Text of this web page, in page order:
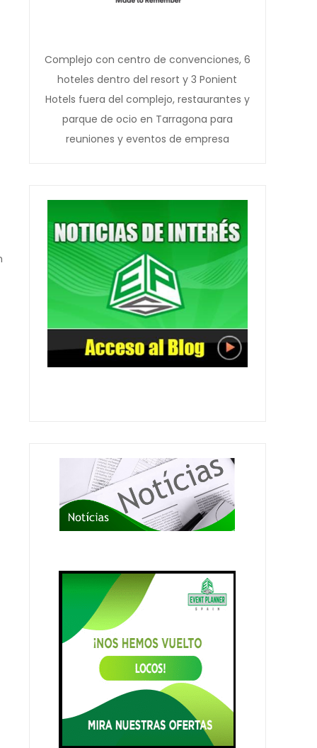
Complejo con centro de convenciones, 6
hoteles dentro del resort y 3 Ponient
Hotels fuera del complejo, restaurantes y
parque de ocio en Tarragona para
reuniones y eventos de empresa